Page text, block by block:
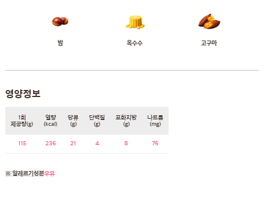
밤 옥수수 고구마
영양정보
1회
제공량(g)
115
열량
(kcal)
236
당류
(g)
21
단백질
(g)
4
포화지방
(g)
8
나트륨
(mg)
76
※ 알레르기성분우유